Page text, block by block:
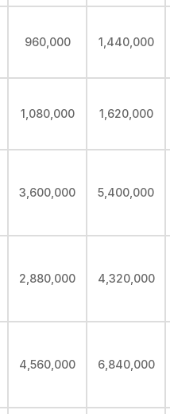
960,000 1,440,000
1,080,000 1,620,000
3,600,000 5,400,000
2,880,000 4,320,000
4,560,000 6,840,000